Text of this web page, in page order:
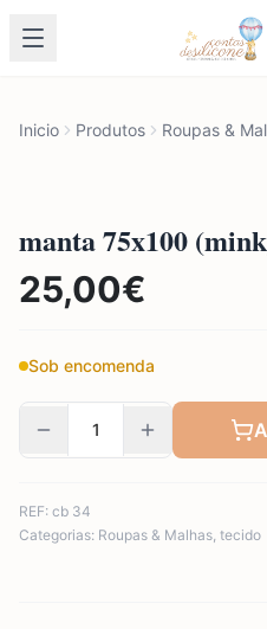
Inicio Produtos Roupas &
manta 75x100
25,00€
Sob encomenda
REF: cb 34
Categorias: Roupas & Malhas, tecido